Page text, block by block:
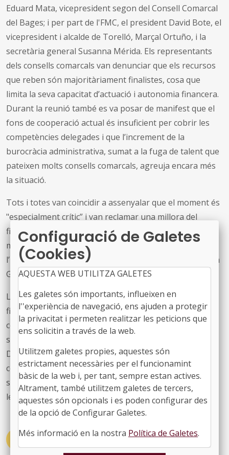
Eduard Mata, vicepresident segon del Consell Comarcal
del Bages; i per part de l'FMC, el president David Bote, el
vicepresident i alcalde de Torelló, Marçal Ortuño, i la
secretària general Susanna Mérida. Els representants
dels consells comarcals van denunciar que els recursos
que reben són majoritàriament finalistes, cosa que
limita la seva capacitat d’actuació i autonomia financera.
Durant la reunió també es va posar de manifest que el
fons de cooperació actual és insuficient per cobrir les
competències delegades i que l’increment de la
burocràcia administrativa, sumat a la fuga de talent que
pateixen molts consells comarcals, agreuja encara més
la situació.
Tots i totes van coincidir a assenyalar que el moment és
"especialment crític” i van reclamar una millora del
finançament per garantir serveis essencials als
municipis. En aquest sentit, van demanar el suport de
l’FMC per acompanyar aquesta demanda al govern de la
Generalitat.
L’FMC ha defensat la necessitat d’un sistema de
finançament més estable i suficient per als consells
comarcals, ja que tenen un paper fonamental en el
suport als ajuntaments, especialment als més petits.
D’altra banda, davant de la diversitat de consells
comarcals, s’ha compromès a fer una anàlisi de l’actual
situació, per definir amb major precisió les dificultats i
les necessitats de millora en el finançament.
#ACTUALITAT #COMISSIONS
Configuració de Galetes
(Cookies)
AQUESTA WEB UTILITZA GALETES
Les galetes són importants, influeixen en
l''experiència de navegació, ens ajuden a protegir
la privacitat i permeten realitzar les peticions que
ens solicitin a través de la web.
Utilitzem galetes propies, aquestes són
estrictament necessàries per el funcionamint
bàsic de la web i, per tant, sempre estan actives.
Altrament, també utilitzem galetes de tercers,
aquestes són opcionals i es poden configurar des
de la opció de Configurar Galetes.
Més informació en la nostra Política de Galetes.